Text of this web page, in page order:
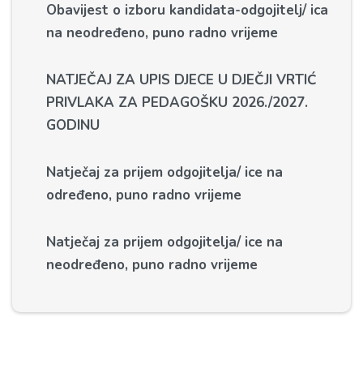
Obavijest o izboru kandidata-odgojitelj/ ica
na neodređeno, puno radno vrijeme
NATJEČAJ ZA UPIS DJECE U DJEČJI VRTIĆ
PRIVLAKA ZA PEDAGOŠKU 2026./2027.
GODINU
Natječaj za prijem odgojitelja/ ice na
određeno, puno radno vrijeme
Natječaj za prijem odgojitelja/ ice na
neodređeno, puno radno vrijeme